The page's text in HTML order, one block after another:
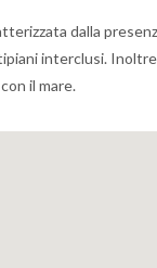
dalla
interclusi.
il mare.